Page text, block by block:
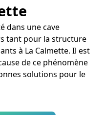
dans une cave
tant pour la structure
à La Calmette. Il est
de ce phénomène
solutions pour le